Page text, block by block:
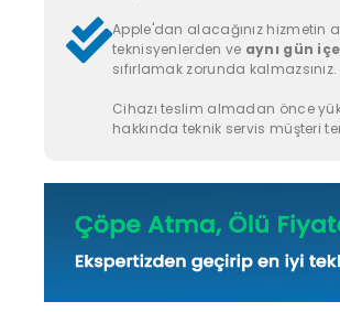
Apple'dan alacağınız hizmetin
teknisyenlerden ve aynı gün
sıfırlamak zorunda kalmazsınız.
Cihazı teslim almadan önce
hakkında teknik servis müşteri